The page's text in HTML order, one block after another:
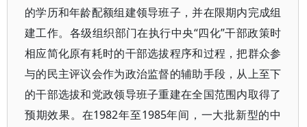
的学历和年龄配额组建领导班子，并在限期内完成组
建工作。各级组织部门在执行中央“四化”干部政策时
相应简化原有耗时的干部选拔程序和过程，把群众参
与的民主评议会作为政治监督的辅助手段，从上至下
的干部选拔和党政领导班子重建在全国范围内取得了
预期效果。在1982年至1985年间，一大批新型的中